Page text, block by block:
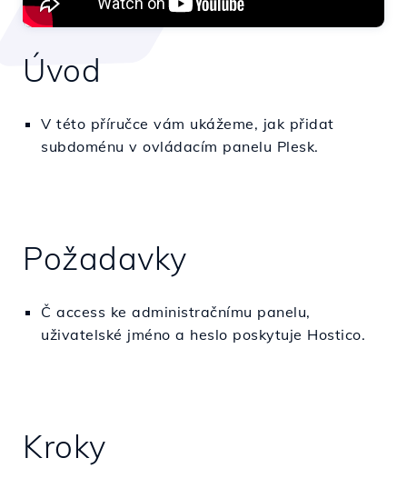
Úvod
V této příručce vám ukážeme, jak přidat
subdoménu v ovládacím panelu Plesk.
Požadavky
Č access ke administračnímu panelu,
uživatelské jméno a heslo poskytuje Hostico.
Kroky